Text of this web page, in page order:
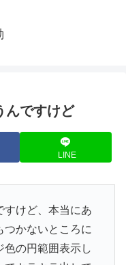
んですけど
LINE
すけど、本当にあ
つかないところに
色の円範囲表示し